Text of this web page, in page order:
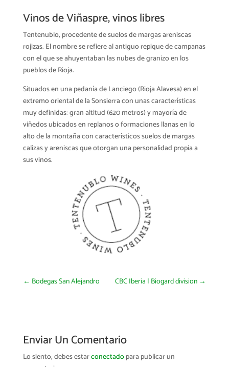
Vinos de Viñaspre, vinos libres
Tentenublo, procedente de suelos de margas areniscas
rojizas. El nombre se refiere al antiguo repique de campanas
con el que se ahuyentaban las nubes de granizo en los
pueblos de Rioja.
Situados en una pedanía de Lanciego (Rioja Alavesa) en el
extremo oriental de la Sonsierra con unas características
muy definidas: gran altitud (620 metros) y mayoría de
viñedos ubicados en replanos o formaciones llanas en lo
alto de la montaña con característicos suelos de margas
calizas y areniscas que otorgan una personalidad propia a
sus vinos.
← Bodegas San Alejandro CBC Iberia | Biogard division →
Enviar Un Comentario
Lo siento, debes estarconectadopara publicar un